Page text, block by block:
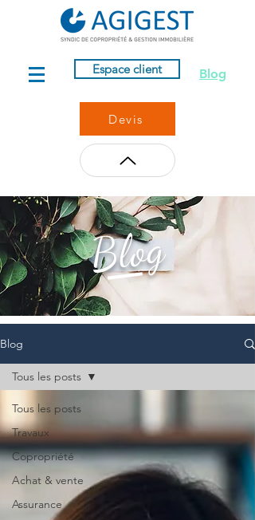
Espace client Blog
Devis
Blog
Blog
Tous les posts
Travaux
Copropriété
Achat & vente
Assurance
Tous les posts